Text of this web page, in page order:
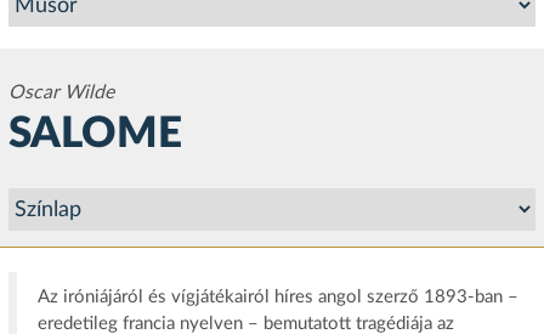
Oscar Wilde
SALOME
Az iróniájáról és vígjátékairól híres angol szerző 1893-ban –
eredetileg francia nyelven – bemutatott tragédiája az